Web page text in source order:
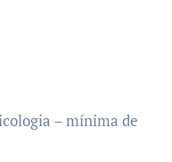
– mínima de